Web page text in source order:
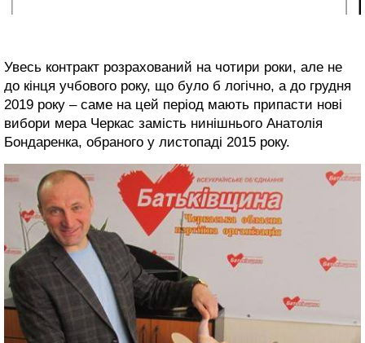
Увесь контракт розрахований на чотири роки, але не
до кінця учбового року, що було б логічно, а до грудня
2019 року – саме на цей період мають припасти нові
вибори мера Черкас замість нинішнього Анатолія
Бондаренка, обраного у листопаді 2015 року.